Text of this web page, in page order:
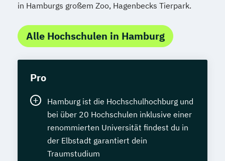
in Hamburgs großem Zoo, Hagenbecks Tierpark.
Alle Hochschulen in Hamburg
Pro
Hamburg ist die Hochschulhochburg und
bei über 20 Hochschulen inklusive einer
renommierten Universität findest du in
der Elbstadt garantiert dein
Traumstudium